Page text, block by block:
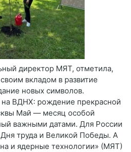
директор МЯТ, отметила,
вкладом в развитие
новых символов.
ВДНХ: рождение прекрасной
Май — месяц особой
важными датами. Для России
труда и Великой Победы. А
и ядерные технологии» (МЯТ)